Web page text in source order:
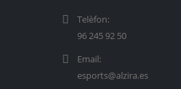
Telèfon:
96 245 92 50
Email:
esports@alzira.es